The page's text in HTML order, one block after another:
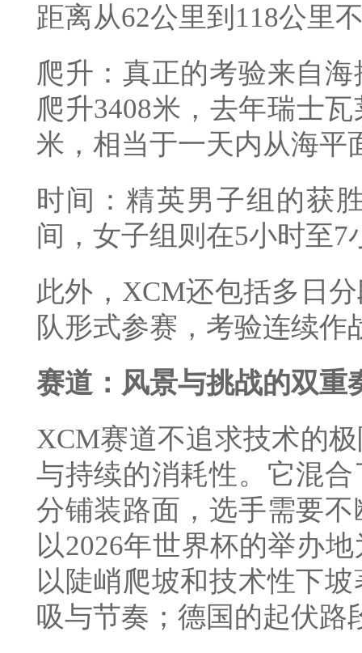
距离从62公里到118公里
爬升：真正的考验来自
爬升3408米，去年瑞士
米，相当于一天内从海平
时间：精英男子组的获
间，女子组则在5小时至7
此外，XCM还包括多日
队形式参赛，考验连续
赛道：风景与挑战的双重
XCM赛道不追求技术的
与持续的消耗性。它混
分铺装路面，选手需要
以2026年世界杯的举办
以陡峭爬坡和技术性下
吸与节奏；德国的起伏路